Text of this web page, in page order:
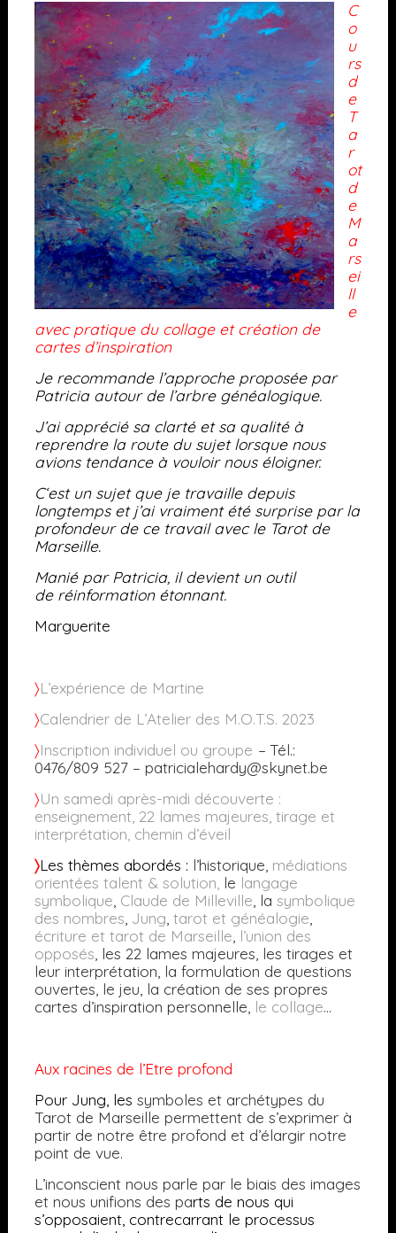
C
o
u
rs
d
e
T
a
r
ot
d
e
M
a
rs
ei
ll
e
avec pratique du collage et création de
cartes d’inspiration
Je recommande l’approche proposée par
Patricia autour de l’arbre généalogique.
J’ai apprécié sa clarté et sa qualité à
reprendre la route du sujet lorsque nous
avions tendance à vouloir nous éloigner.
C‘est un sujet que je travaille depuis
longtemps et j’ai vraiment été surprise par la
profondeur de ce travail avec le Tarot de
Marseille.
Manié par Patricia, il devient un outil
de réinformation étonnant.
Marguerite
〉L’expérience de Martine
〉Calendrier de L’Atelier des M.O.T.S. 2023
〉Inscription individuel ou groupe – Tél.:
0476/809 527 – patricialehardy@skynet.be
〉Un samedi après-midi découverte :
enseignement, 22 lames majeures, tirage et
interprétation, chemin d’éveil
〉Les thèmes abordés : l’historique, médiations
orientées talent & solution,le langage
symbolique, Claude de Milleville, la symbolique
des nombres, Jung, tarot et généalogie,
écriture et tarot de Marseille, l’union des
opposés, les 22 lames majeures, les tirages et
leur interprétation, la formulation de questions
ouvertes, le jeu, la création de ses propres
cartes d’inspiration personnelle, le collage…
Aux racines de l’Etre profond
Pour Jung, les symboles et archétypes du
Tarot de Marseille permettent de s’exprimer à
partir de notre être profond et d’élargir notre
point de vue.
L’inconscient nous parle par le biais des images
et nous unifions des parts de nous qui
s’opposaient, contrecarrant le processus